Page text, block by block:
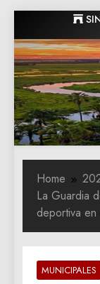
to
content
Home
La Guardia
deportiva
MUNICIPALES